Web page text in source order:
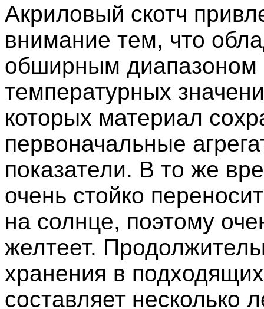
Акриловый скотч
внимание тем, что
обширным диапазоном
температурных
которых материал
первоначальные
показатели. В то же
очень стойко
на солнце, поэтому
желтеет.
хранения в
составляет несколько